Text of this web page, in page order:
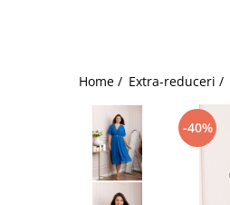
Home / Extra-reduceri /
-40%